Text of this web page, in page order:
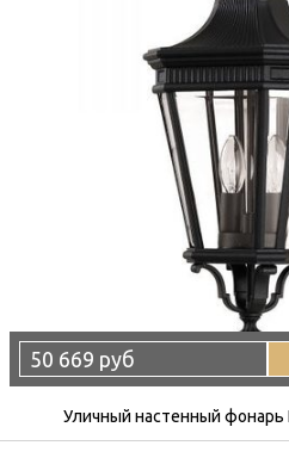
50 669 руб
Уличный настенный фонарь